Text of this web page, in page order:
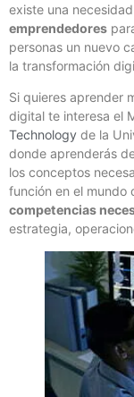
existe una
emprendedores
personas un nuevo
la transformación
Si quieres aprender
digital te interesa el
Technology de la
donde aprenderás
los conceptos
función en el mundo
competencias
estrategia,